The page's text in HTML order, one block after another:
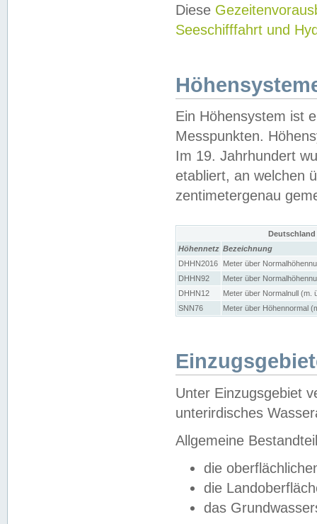
Diese
Seeschifffahrt und
Ein Höhensystem ist
Messpunkten.
Im 19. Jahrhundert
etabliert, an welchen
zentimetergenau
Höhennetz Bezeichnung
DHHN2016
Meter über
DHHN92
Meter über
DHHN12
Meter über Normalnull (m.
SNN76
Meter über Höhennormal
Unter Einzugsgebiet
unterirdisches
Allgemeine
die
die
das